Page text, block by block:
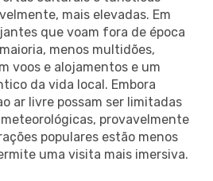
mais elevadas. Em
que voam fora de época
menos multidões,
voos e alojamentos e um
da vida local. Embora
ar livre possam ser limitadas
provavelmente
populares estão menos
uma visita mais imersiva.